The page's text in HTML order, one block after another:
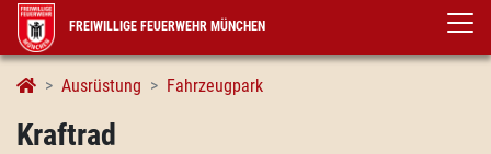
FREIWILLIGE FEUERWEHR MÜNCHEN
Ausrüstung Fahrzeugpark
Kraftrad
Kraftrad